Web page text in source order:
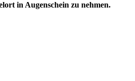
in Augenschein zu nehmen.